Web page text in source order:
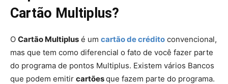
Cartão Multiplus?
O Cartão Multiplus é um cartão de crédito convencional,
mas que tem como diferencial o fato de você fazer parte
do programa de pontos Multiplus. Existem vários Bancos
que podem emitir cartõesque fazem parte do programa.